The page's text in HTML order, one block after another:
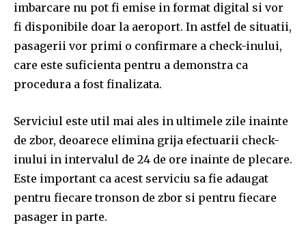
imbarcare nu pot fi emise in format digital si vor
fi disponibile doar la aeroport. In astfel de situatii,
pasagerii vor primi o confirmare a check-inului,
care este suficienta pentru a demonstra ca
procedura a fost finalizata.
Serviciul este util mai ales in ultimele zile inainte
de zbor, deoarece elimina grija efectuarii check-
inului in intervalul de 24 de ore inainte de plecare.
Este important ca acest serviciu sa fie adaugat
pentru fiecare tronson de zbor si pentru fiecare
pasager in parte.